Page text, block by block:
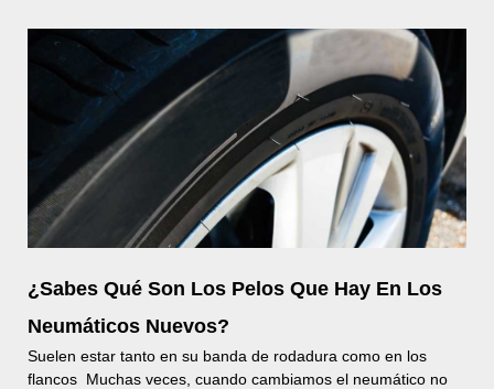
¿Sabes Qué Son Los Pelos Que Hay En Los
Neumáticos Nuevos?
Suelen estar tanto en su banda de rodadura como en los
flancos Muchas veces, cuando cambiamos el neumático no